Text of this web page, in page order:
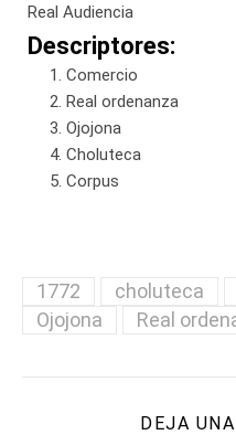
Real Audiencia
Descriptores:
Comercio
Real ordenanza
Ojojona
Choluteca
Corpus
1772 choluteca
Ojojona
Real
DEJA